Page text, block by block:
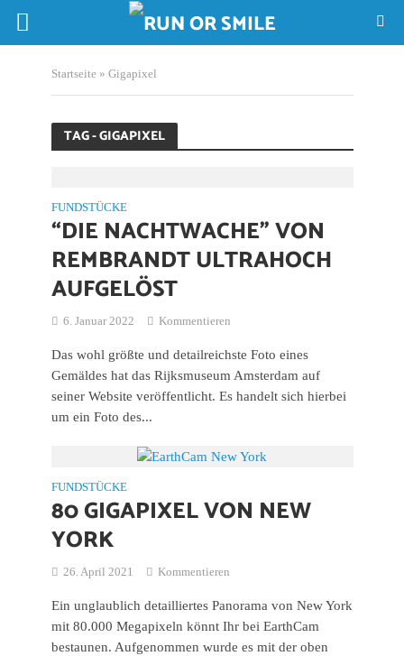
Startseite » Gigapixel
TAG - GIGAPIXEL
FUNDSTÜCKE
“DIE NACHTWACHE” VON
REMBRANDT ULTRAHOCH
AUFGELÖST
6. Januar 2022 Kommentieren
Das wohl größte und detailreichste Foto eines
Gemäldes hat das Rijksmuseum Amsterdam auf
seiner Website veröffentlicht. Es handelt sich hierbei
um ein Foto des...
FUNDSTÜCKE
80 GIGAPIXEL VON NEW
YORK
26. April 2021 Kommentieren
Ein unglaublich detailliertes Panorama von New York
mit 80.000 Megapixeln könnt Ihr bei EarthCam
bestaunen. Aufgenommen wurde es mit der oben